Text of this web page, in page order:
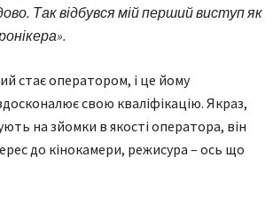
Так відбувся мій перший виступ як
стає оператором, і це йому
свою кваліфікацію. Якраз,
на зйомки в якості оператора, він
до кінокамери, режисура – ось що